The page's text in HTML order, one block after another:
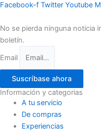
Facebook-f Twitter Youtube
No se pierda ninguna noticia
boletín.
Email
Suscríbase ahora
Información y categorias
A tu servicio
De compras
Experiencias